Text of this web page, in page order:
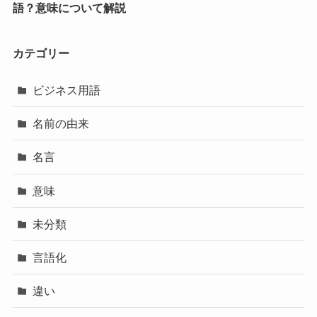
語？意味について解説
カテゴリー
ビジネス用語
名前の由来
名言
意味
未分類
言語化
違い